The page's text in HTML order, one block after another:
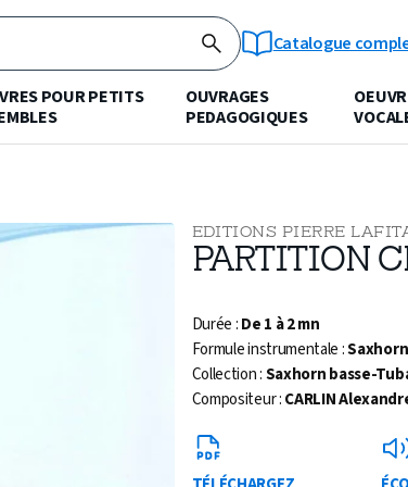
Catalogue
POUR PETITS
OUVRAGES
PEDAGOGIQUES
EDITIONS PIERRE
PARTITION
Durée :De 1 à 2 mn
Formule instrumentale :
Collection :Saxhorn basse-
Compositeur :CARLIN